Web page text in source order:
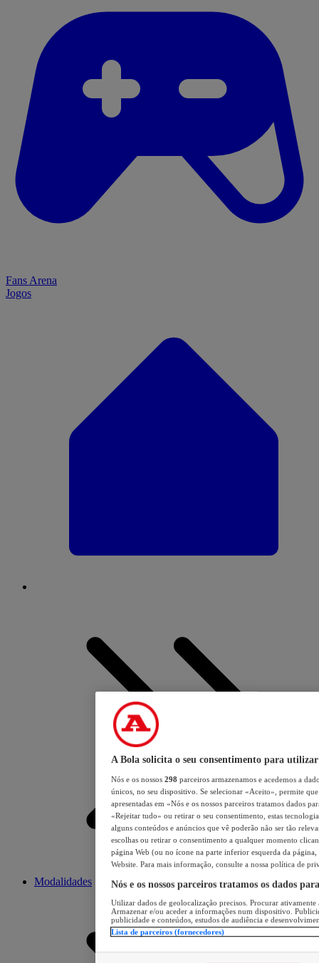
Fans Arena
Jogos
Modalidades
A Bola solicita o seu consentimento para utilizar
Nós e os nossos 298 parceiros armazenamos e acedemos a
únicos, no seu dispositivo. Se selecionar «Aceito», permite
apresentadas em «Nós e os nossos parceiros tratamos dados
«Rejeitar tudo» ou retirar o seu consentimento, estas
alguns conteúdos e anúncios que vê poderão não ser tão
escolhas ou retirar o consentimento a qualquer momento
página Web (ou no ícone na parte inferior esquerda da página,
Website. Para mais informação, consulte a nossa política de
Nós e os nossos parceiros tratamos os dados
Utilizar dados de geolocalização precisos. Procurar
Armazenar e/ou aceder a informações num dispositivo.
publicidade e conteúdos, estudos de audiência e
Lista de parceiros (fornecedores)